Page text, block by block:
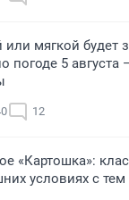
или мягкой будет
погоде 5
12
«Картошка»:
условиях с